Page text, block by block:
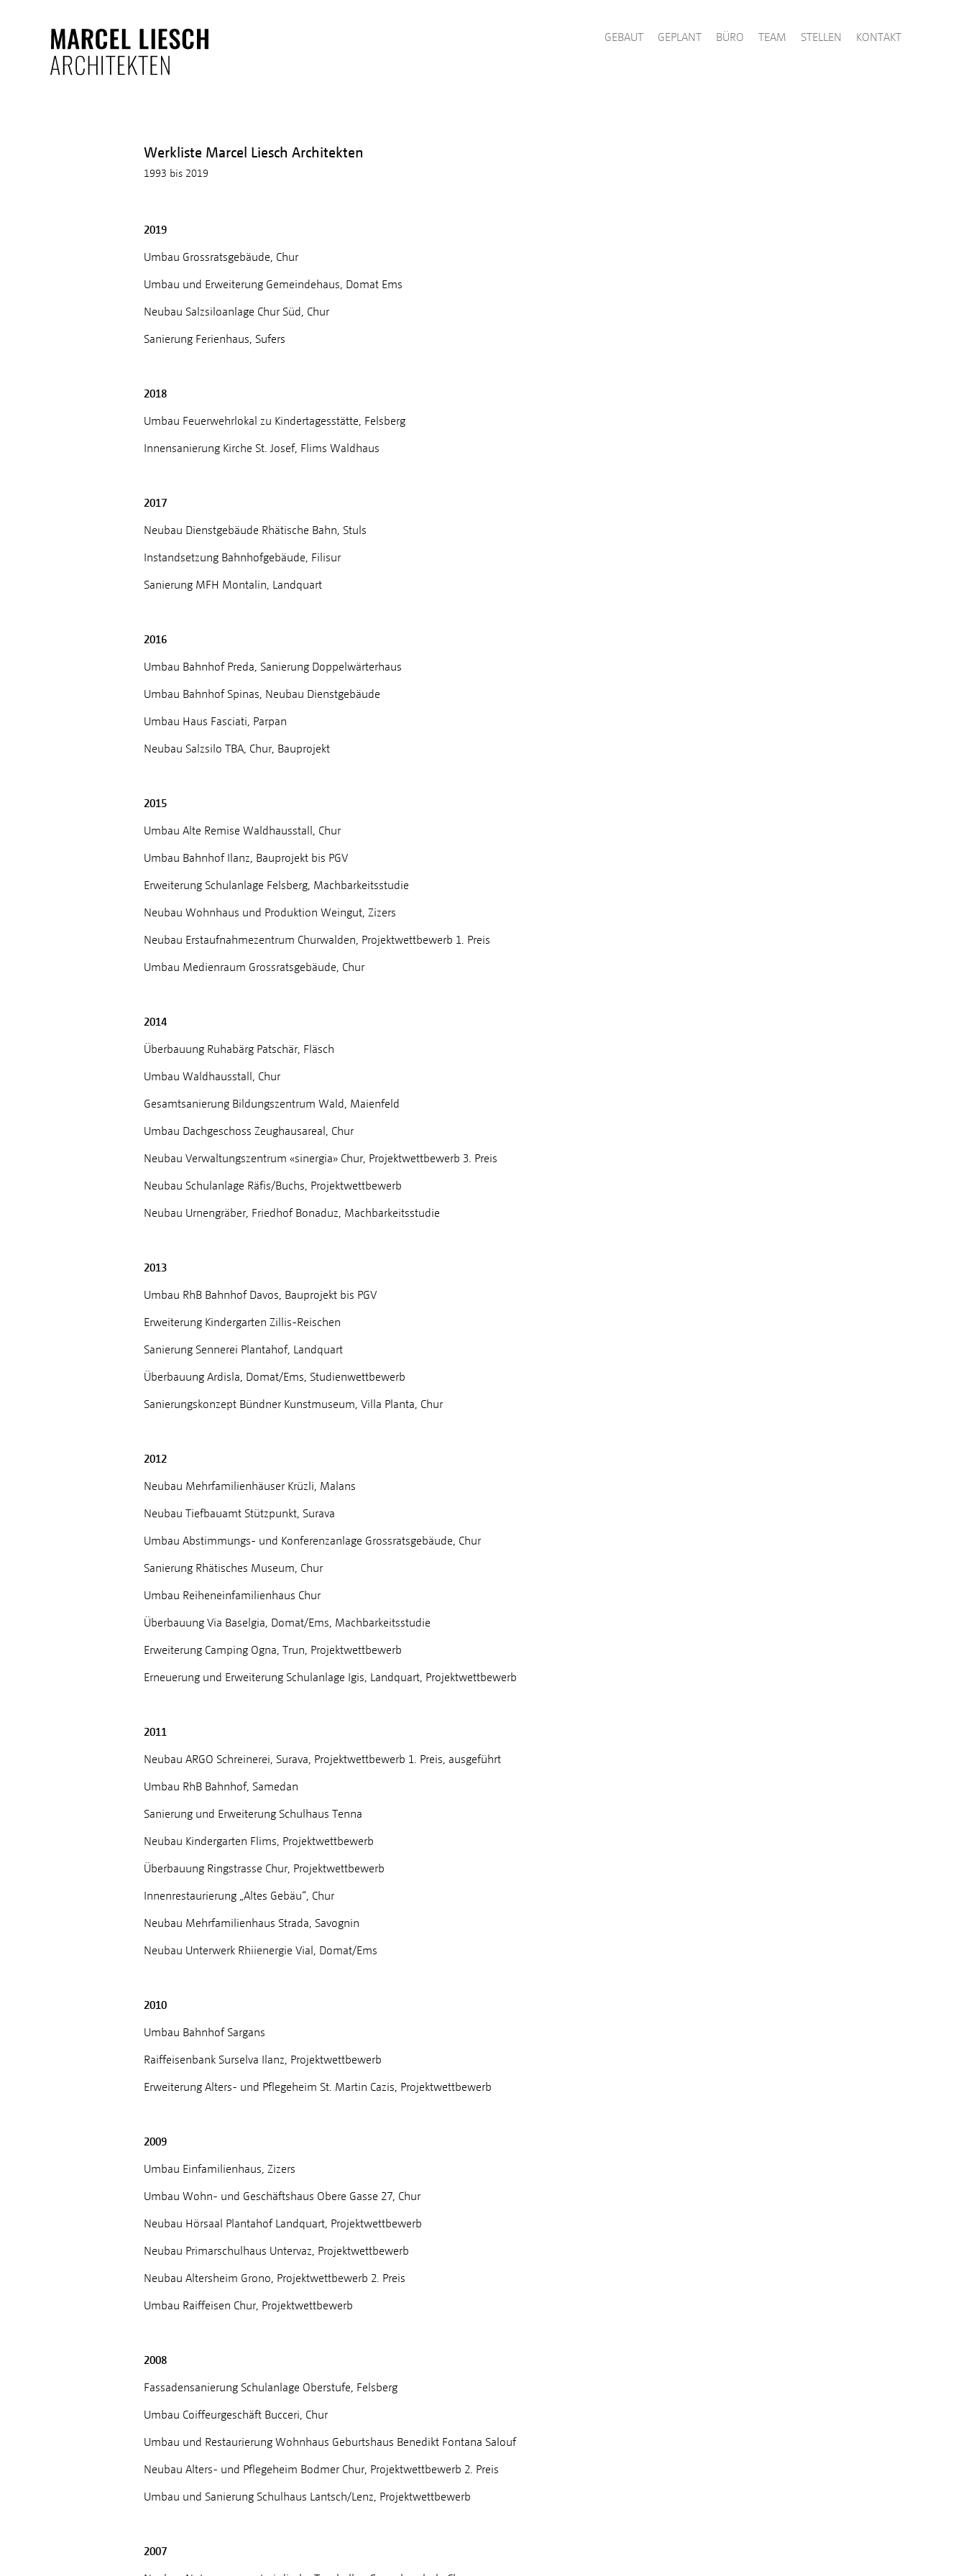
GEBAUT GEPLANT BÜRO TEAM STELLEN KONTAKT
Werkliste Marcel Liesch Architekten
1993 bis 2019
2019
Umbau Grossratsgebäude, Chur
Umbau und Erweiterung Gemeindehaus, Domat Ems
Neubau Salzsiloanlage Chur Süd, Chur
Sanierung Ferienhaus, Sufers
2018
Umbau Feuerwehrlokal zu Kindertagesstätte, Felsberg
Innensanierung Kirche St. Josef, Flims Waldhaus
2017
Neubau Dienstgebäude Rhätische Bahn, Stuls
Instandsetzung Bahnhofgebäude, Filisur
Sanierung MFH Montalin, Landquart
2016
Umbau Bahnhof Preda, Sanierung Doppelwärterhaus
Umbau Bahnhof Spinas, Neubau Dienstgebäude
Umbau Haus Fasciati, Parpan
Neubau Salzsilo TBA, Chur, Bauprojekt
2015
Umbau Alte Remise Waldhausstall, Chur
Umbau Bahnhof Ilanz, Bauprojekt bis PGV
Erweiterung Schulanlage Felsberg, Machbarkeitsstudie
Neubau Wohnhaus und Produktion Weingut, Zizers
Neubau Erstaufnahmezentrum Churwalden, Projektwettbewerb 1. Preis
Umbau Medienraum Grossratsgebäude, Chur
2014
Überbauung Ruhabärg Patschär, Fläsch
Umbau Waldhausstall, Chur
Gesamtsanierung Bildungszentrum Wald, Maienfeld
Umbau Dachgeschoss Zeughausareal, Chur
Neubau Verwaltungszentrum «sinergia» Chur, Projektwettbewerb 3. Preis
Neubau Schulanlage Räfis/Buchs, Projektwettbewerb
Neubau Urnengräber, Friedhof Bonaduz, Machbarkeitsstudie
2013
Umbau RhB Bahnhof Davos, Bauprojekt bis PGV
Erweiterung Kindergarten Zillis-Reischen
Sanierung Sennerei Plantahof, Landquart
Überbauung Ardisla, Domat/Ems, Studienwettbewerb
Sanierungskonzept Bündner Kunstmuseum, Villa Planta, Chur
2012
Neubau Mehrfamilienhäuser Krüzli, Malans
Neubau Tiefbauamt Stützpunkt, Surava
Umbau Abstimmungs- und Konferenzanlage Grossratsgebäude, Chur
Sanierung Rhätisches Museum, Chur
Umbau Reiheneinfamilienhaus Chur
Überbauung Via Baselgia, Domat/Ems, Machbarkeitsstudie
Erweiterung Camping Ogna, Trun, Projektwettbewerb
Erneuerung und Erweiterung Schulanlage Igis, Landquart, Projektwettbewerb
2011
Neubau ARGO Schreinerei, Surava, Projektwettbewerb 1. Preis, ausgeführt
Umbau RhB Bahnhof, Samedan
Sanierung und Erweiterung Schulhaus Tenna
Neubau Kindergarten Flims, Projektwettbewerb
Überbauung Ringstrasse Chur, Projektwettbewerb
Innenrestaurierung „Altes Gebäu“, Chur
Neubau Mehrfamilienhaus Strada, Savognin
Neubau Unterwerk Rhiienergie Vial, Domat/Ems
2010
Umbau Bahnhof Sargans
Raiffeisenbank Surselva Ilanz, Projektwettbewerb
Erweiterung Alters- und Pflegeheim St. Martin Cazis, Projektwettbewerb
2009
Umbau Einfamilienhaus, Zizers
Umbau Wohn- und Geschäftshaus Obere Gasse 27, Chur
Neubau Hörsaal Plantahof Landquart, Projektwettbewerb
Neubau Primarschulhaus Untervaz, Projektwettbewerb
Neubau Altersheim Grono, Projektwettbewerb 2. Preis
Umbau Raiffeisen Chur, Projektwettbewerb
2008
Fassadensanierung Schulanlage Oberstufe, Felsberg
Umbau Coiffeurgeschäft Bucceri, Chur
Umbau und Restaurierung Wohnhaus Geburtshaus Benedikt Fontana Salouf
Neubau Alters- und Pflegeheim Bodmer Chur, Projektwettbewerb 2. Preis
Umbau und Sanierung Schulhaus Lantsch/Lenz, Projektwettbewerb
2007